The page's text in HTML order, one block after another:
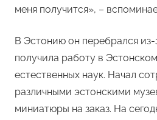
меня получится», –
В Эстонию он перебрался
получила работу в
естественных наук. Начал
различными эстонскими
миниатюры на заказ. На